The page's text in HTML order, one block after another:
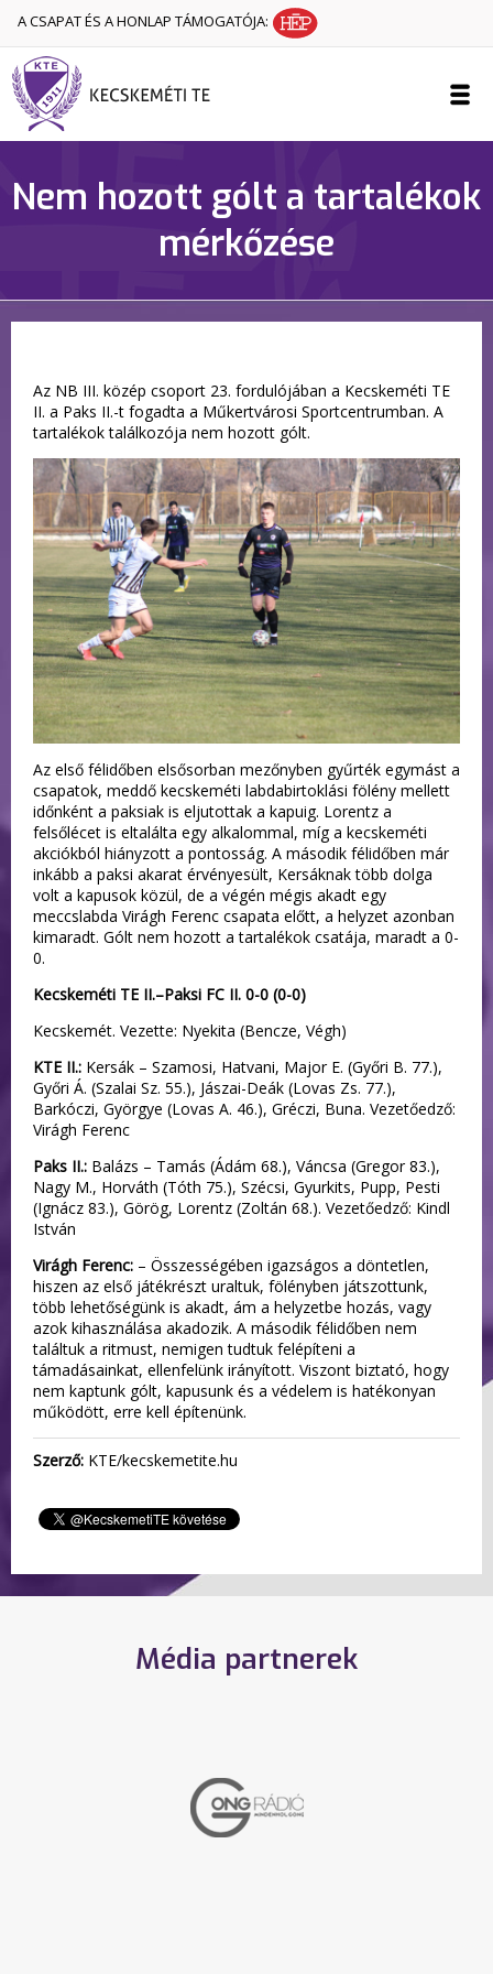
A CSAPAT ÉS A HONLAP TÁMOGATÓJA:
Nem hozott gólt a tartalékok
mérkőzése
Az NB III. közép csoport 23. fordulójában a Kecskeméti TE
II. a Paks II.-t fogadta a Műkertvárosi Sportcentrumban. A
tartalékok találkozója nem hozott gólt.
Az első félidőben elsősorban mezőnyben gyűrték egymást a
csapatok, meddő kecskeméti labdabirtoklási fölény mellett
időnként a paksiak is eljutottak a kapuig. Lorentz a
felsőlécet is eltalálta egy alkalommal, míg a kecskeméti
akciókból hiányzott a pontosság. A második félidőben már
inkább a paksi akarat érvényesült, Kersáknak több dolga
volt a kapusok közül, de a végén mégis akadt egy
meccslabda Virágh Ferenc csapata előtt, a helyzet azonban
kimaradt. Gólt nem hozott a tartalékok csatája, maradt a 0-
0.
Kecskeméti TE II.–Paksi FC II. 0-0 (0-0)
Kecskemét. Vezette: Nyekita (Bencze, Végh)
KTE II.: Kersák – Szamosi, Hatvani, Major E. (Győri B. 77.),
Győri Á. (Szalai Sz. 55.), Jászai-Deák (Lovas Zs. 77.),
Barkóczi, Györgye (Lovas A. 46.), Gréczi, Buna. Vezetőedző:
Virágh Ferenc
Paks II.: Balázs – Tamás (Ádám 68.), Váncsa (Gregor 83.),
Nagy M., Horváth (Tóth 75.), Szécsi, Gyurkits, Pupp, Pesti
(Ignácz 83.), Görög, Lorentz (Zoltán 68.). Vezetőedző: Kindl
István
Virágh Ferenc: – Összességében igazságos a döntetlen,
hiszen az első játékrészt uraltuk, fölényben játszottunk,
több lehetőségünk is akadt, ám a helyzetbe hozás, vagy
azok kihasználása akadozik. A második félidőben nem
találtuk a ritmust, nemigen tudtuk felépíteni a
támadásainkat, ellenfelünk irányított. Viszont biztató, hogy
nem kaptunk gólt, kapusunk és a védelem is hatékonyan
működött, erre kell építenünk.
Szerző: KTE/kecskemetite.hu
Média partnerek